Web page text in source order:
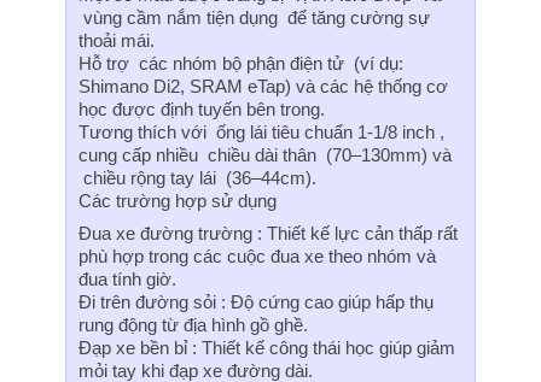
vùng cầm nắm tiện dụng để tăng cường sự
thoải mái.
Hỗ trợ các nhóm bộ phận điện tử (ví dụ:
Shimano Di2, SRAM eTap) và các hệ thống cơ
học được định tuyến bên trong.
Tương thích với ống lái tiêu chuẩn 1-1/8 inch ,
cung cấp nhiều chiều dài thân (70–130mm) và
chiều rộng tay lái (36–44cm).
Các trường hợp sử dụng
Đua xe đường trường : Thiết kế lực cản thấp rất
phù hợp trong các cuộc đua xe theo nhóm và
đua tính giờ.
Đi trên đường sỏi : Độ cứng cao giúp hấp thụ
rung động từ địa hình gồ ghề.
Đạp xe bền bỉ : Thiết kế công thái học giúp giảm
mỏi tay khi đạp xe đường dài.